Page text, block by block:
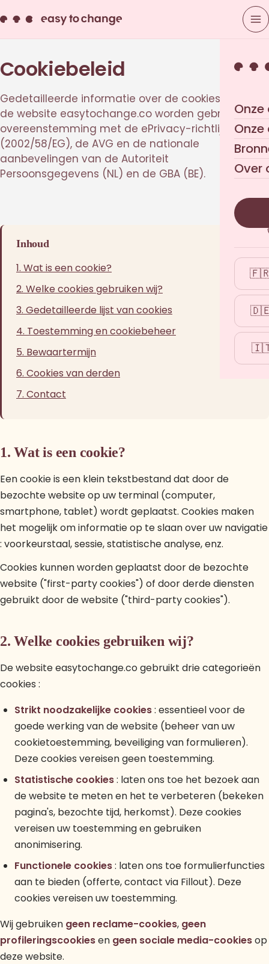
Over
Cookiebeleid
Gedetailleerde informatie over de cookies die op
de website easytochange.co worden gebruikt, in
overeenstemming met de ePrivacy-richtlijn
(2002/58/EG), de AVG en de nationale
aanbevelingen van de Autoriteit
Persoonsgegevens (NL) en de GBA (BE).
Inhoud
1. Wat is een cookie?
2. Welke cookies gebruiken wij?
3. Gedetailleerde lijst van cookies
4. Toestemming en cookiebeheer
5. Bewaartermijn
6. Cookies van derden
7. Contact
1. Wat is een cookie?
Een cookie is een klein tekstbestand dat door de
bezochte website op uw terminal (computer,
smartphone, tablet) wordt geplaatst. Cookies maken
het mogelijk om informatie op te slaan over uw navigatie
: voorkeurstaal, sessie, statistische analyse, enz.
Cookies kunnen worden geplaatst door de bezochte
website ("first-party cookies") of door derde diensten
gebruikt door de website ("third-party cookies").
2. Welke cookies gebruiken wij?
De website easytochange.co gebruikt drie categorieën
cookies :
Strikt noodzakelijke cookies: essentieel voor de
goede werking van de website (beheer van uw
cookietoestemming, beveiliging van formulieren).
Deze cookies vereisen geen toestemming.
Statistische cookies: laten ons toe het bezoek aan
de website te meten en het te verbeteren (bekeken
pagina's, bezochte tijd, herkomst). Deze cookies
vereisen uw toestemming en gebruiken
anonimisering.
Functionele cookies: laten ons toe formulierfuncties
aan te bieden (offerte, contact via Fillout). Deze
cookies vereisen uw toestemming.
Wij gebruiken geen reclame-cookies, geen
profileringscookiesen geen sociale media-cookiesop
deze website.